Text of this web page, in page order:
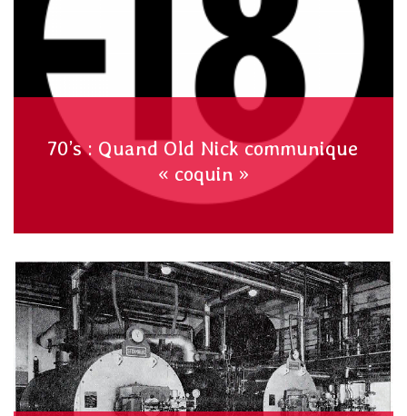
70’s : Quand Old Nick communique
« coquin »